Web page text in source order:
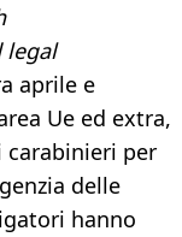
legal
aprile e
Ue ed extra,
carabinieri per
delle
hanno